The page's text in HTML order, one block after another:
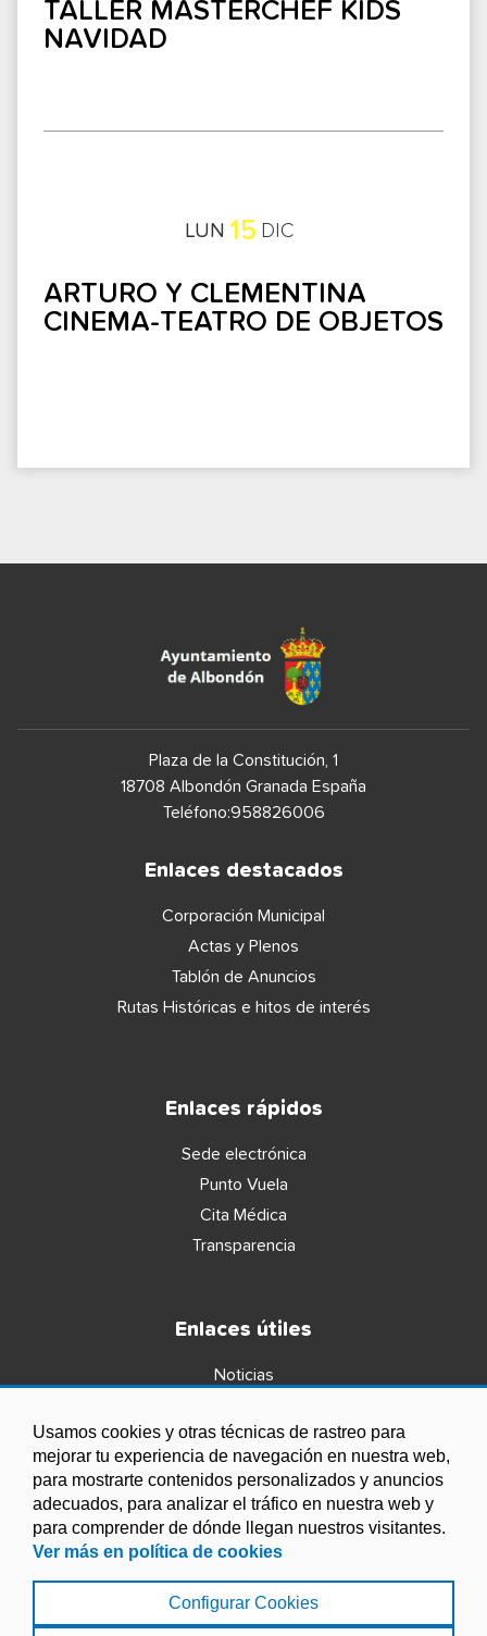
Usamos cookies y otras técnicas de rastreo para
mejorar tu experiencia de navegación en nuestra web,
para mostrarte contenidos personalizados y anuncios
adecuados, para analizar el tráfico en nuestra web y
para comprender de dónde llegan nuestros visitantes.
Ver más en política de cookies
Configurar Cookies
TALLER MASTERCHEF KIDS
NAVIDAD
LUN 15 DIC
ARTURO Y CLEMENTINA
CINEMA-TEATRO DE OBJETOS
Plaza de la Constitución, 1
18708 Albondón Granada España
Teléfono:958826006
Enlaces destacados
Corporación Municipal
Actas y Plenos
Tablón de Anuncios
Rutas Históricas e hitos de interés
Enlaces rápidos
Sede electrónica
Punto Vuela
Cita Médica
Transparencia
Enlaces útiles
Noticias
Ordenanzas
Entidades y asociaciones
Aviso legal | Política de Cookies | Accesibilidad |